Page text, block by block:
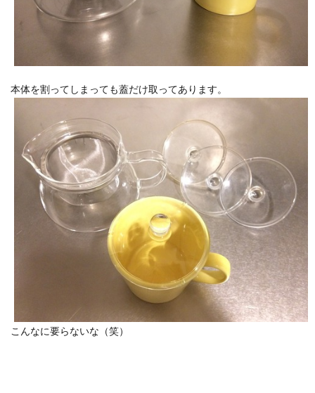
本体を割ってしまっても蓋だけ取ってあります。
こんなに要らないな（笑）